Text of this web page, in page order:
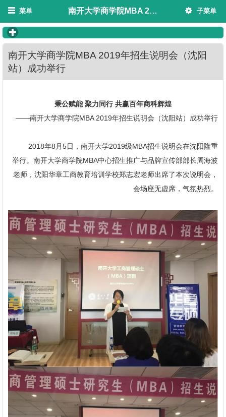
南开大学商学院MBA 2019年招生说明会（沈阳站）成功举行
菜单 子菜单
click to expand contents
南开大学商学院MBA 2019年招生说明会（沈阳
站）成功举行
秉公赋能 聚力同行 共赢百年商科辉煌
——南开大学商学院MBA 2019年招生说明会（沈阳站）成功举行
2018年8月5日，南开大学2019级MBA招生说明会在沈阳隆重
举行。南开大学商学院MBA中心招生推广与品牌宣传部部长周海波
老师，沈阳华章工商教育培训学校郑志宏老师出席了本次说明会，
会场座无虚席，气氛热烈。